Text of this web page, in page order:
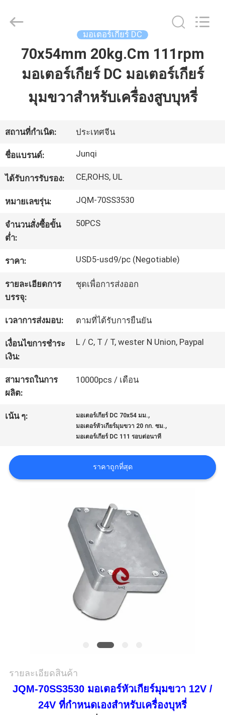
บ้าน
สินค้า
เกี่ยว
กับ
เรา
ทัวร์
โรงงาน
การ
ควบคุม
คุณภาพ
ติดต่อ
เรา
ข่าว
ขอ
ใบ
เป็น
Junqi
International
มอเตอร์เกียร์ DC
70x54mm 20kg.Cm 111rpm
มอเตอร์เกียร์ DC มอเตอร์เกียร์
มุมขวาสำหรับเครื่องสูบบุหรี่
สถานที่กำเนิด: ประเทศจีน
ชื่อแบรนด์: Junqi
ได้รับการรับรอง: CE,ROHS, UL
หมายเลขรุ่น: JQM-70SS3530
จำนวนสั่งซื้อขั้น
ต่ำ:
50PCS
ราคา: USD5-usd9/pc (Negotiable)
รายละเอียดการ
บรรจุ:
ชุดเพื่อการส่งออก
เวลาการส่งมอบ: ตามที่ได้รับการยืนยัน
เงื่อนไขการชำระ
เงิน:
L / C, T / T, wester N Union, Paypal
สามารถในการ
ผลิต:
10000pcs / เดือน
เน้น ๆ: มอเตอร์เกียร์ DC 70x54 มม.,
มอเตอร์หัวเกียร์มุมขวา 20 กก. ซม.,
มอเตอร์เกียร์ DC 111 รอบต่อนาที
ราคาถูกที่สุด
รายละเอียดสินค้า
JQM-70SS3530 มอเตอร์หัวเกียร์มุมขวา 12V /
24V ที่กำหนดเองสำหรับเครื่องบุหรี่